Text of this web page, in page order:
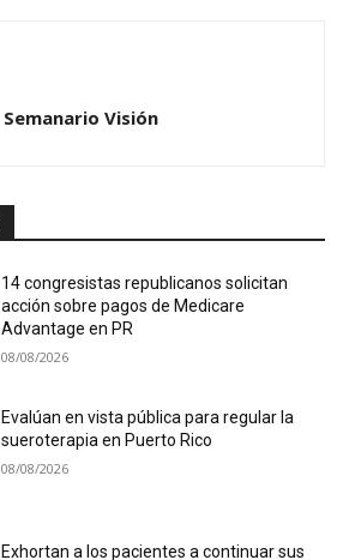
Semanario Visión
14 congresistas republicanos solicitan
acción sobre pagos de Medicare
Advantage en PR
08/08/2026
Evalúan en vista pública para regular la
sueroterapia en Puerto Rico
08/08/2026
Exhortan a los pacientes a continuar sus